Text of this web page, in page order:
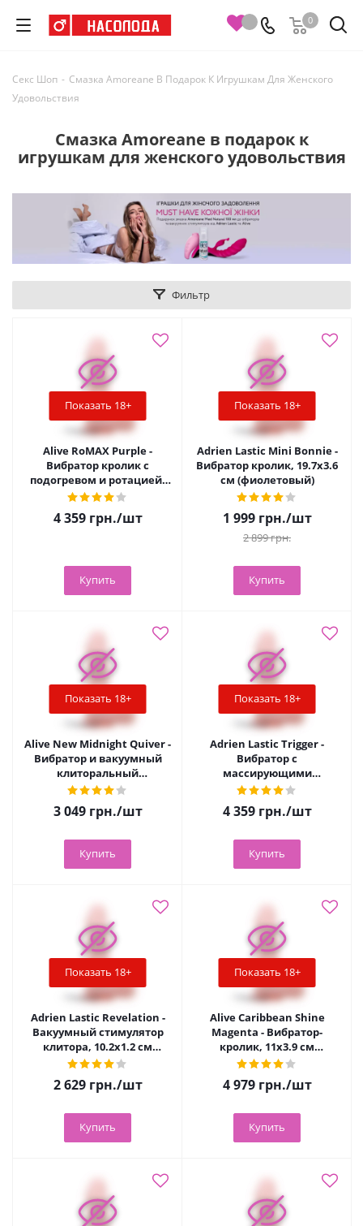
0
Секс Шоп - Смазка Amoreane В Подарок К Игрушкам Для Женского
Удовольствия
Смазка Amoreane в подарок к
игрушкам для женского удовольствия
Фильтр
Показать 18+
Alive RoMAX Purple -
Вибратор кролик с
подогревом и ротацией,
24.4х4 см (фиолетовый)
4 359грн./шт
Купить
Показать 18+
Adrien Lastic Mini Bonnie -
Вибратор кролик, 19.7х3.6
см (фиолетовый)
1 999грн./шт
2 899грн.
Купить
Показать 18+
Alive New Midnight Quiver -
Вибратор и вакуумный
клиторальный
стимулятор, 20.2х4.2 см
3 049грн./шт
Купить
Показать 18+
Adrien Lastic Trigger -
Вибратор с
массирующими
движениями ствола,
4 359грн./шт
Купить
Показать 18+
Adrien Lastic Revelation -
Вакуумный стимулятор
клитора, 10.2х1.2 см
(розовый)
2 629грн./шт
Купить
Показать 18+
Alive Caribbean Shine
Magenta - Вибратор-
кролик, 11х3.9 см
(розовый)
4 979грн./шт
Купить